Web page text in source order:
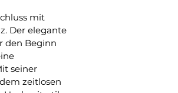
mit
Der elegante
den Beginn
seiner
zeitlosen